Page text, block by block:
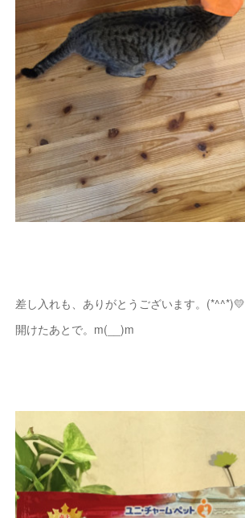
差し入れも、ありがとうございます。(*^^*)💛
開けたあとで。m(__)m